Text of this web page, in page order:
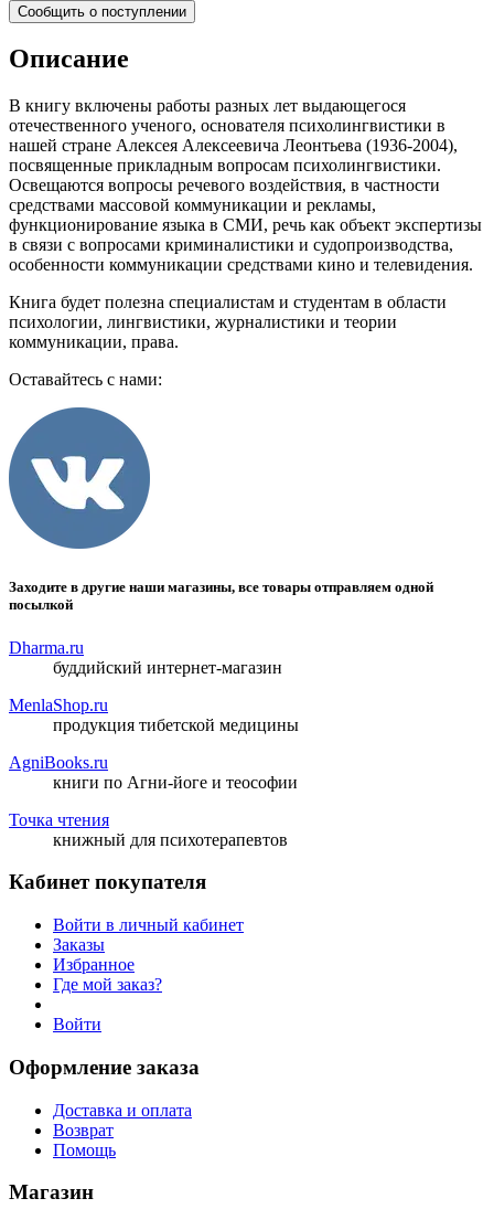
Сообщить о поступлении
Описание
В книгу включены работы разных лет выдающегося
отечественного ученого, основателя психолингвистики в
нашей стране Алексея Алексеевича Леонтьева (1936-2004),
посвященные прикладным вопросам психолингвистики.
Освещаются вопросы речевого воздействия, в частности
средствами массовой коммуникации и рекламы,
функционирование языка в СМИ, речь как объект экспертизы
в связи с вопросами криминалистики и судопроизводства,
особенности коммуникации средствами кино и телевидения.
Книга будет полезна специалистам и студентам в области
психологии, лингвистики, журналистики и теории
коммуникации, права.
Оставайтесь с нами:
Заходите в другие наши магазины, все товары отправляем одной
посылкой
Dharma.ru
буддийский интернет-магазин
MenlaShop.ru
продукция тибетской медицины
AgniBooks.ru
книги по Агни-йоге и теософии
Точка чтения
книжный для психотерапевтов
Кабинет покупателя
Войти в личный кабинет
Заказы
Избранное
Где мой заказ?
Войти
Оформление заказа
Доставка и оплата
Возврат
Помощь
Магазин